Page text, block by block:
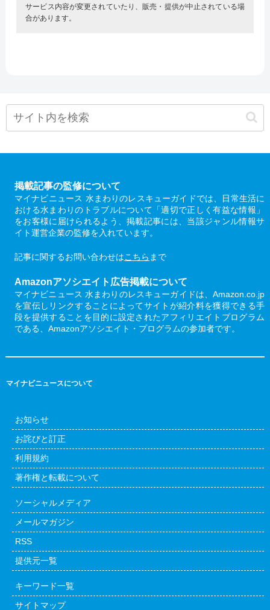
サービス内容が変更されていたり、販売・提供が中止されている場
合があります。
掲載記事の監修について
マイナビニュース 水まわりのレスキューガイドでは、日常生活に
おける水まわりのトラブルについて「適切で正しく有益な情報」
をお客様に届けられるよう、掲載記事には、当該ジャンル情報サ
イト運営企業の監修を入れています。
記事に関するお問い合わせはこちら まで
Amazonアソシエイト広告掲載について
マイナビニュース 水まわりのレスキューガイドは、Amazon.co.jp
を宣伝しリンクすることによってサイトが紹介料を獲得できる手
段を提供することを目的に設定されたアフィリエイトプログラム
である、Amazonアソシエイト・プログラムの参加者です。
マイナビニュースについて
お知らせ
お詫びと訂正
利用規約
著作権と転載について
ソーシャルメディア
メールマガジン
RSS
提供元一覧
キーワード一覧
サイトマップ